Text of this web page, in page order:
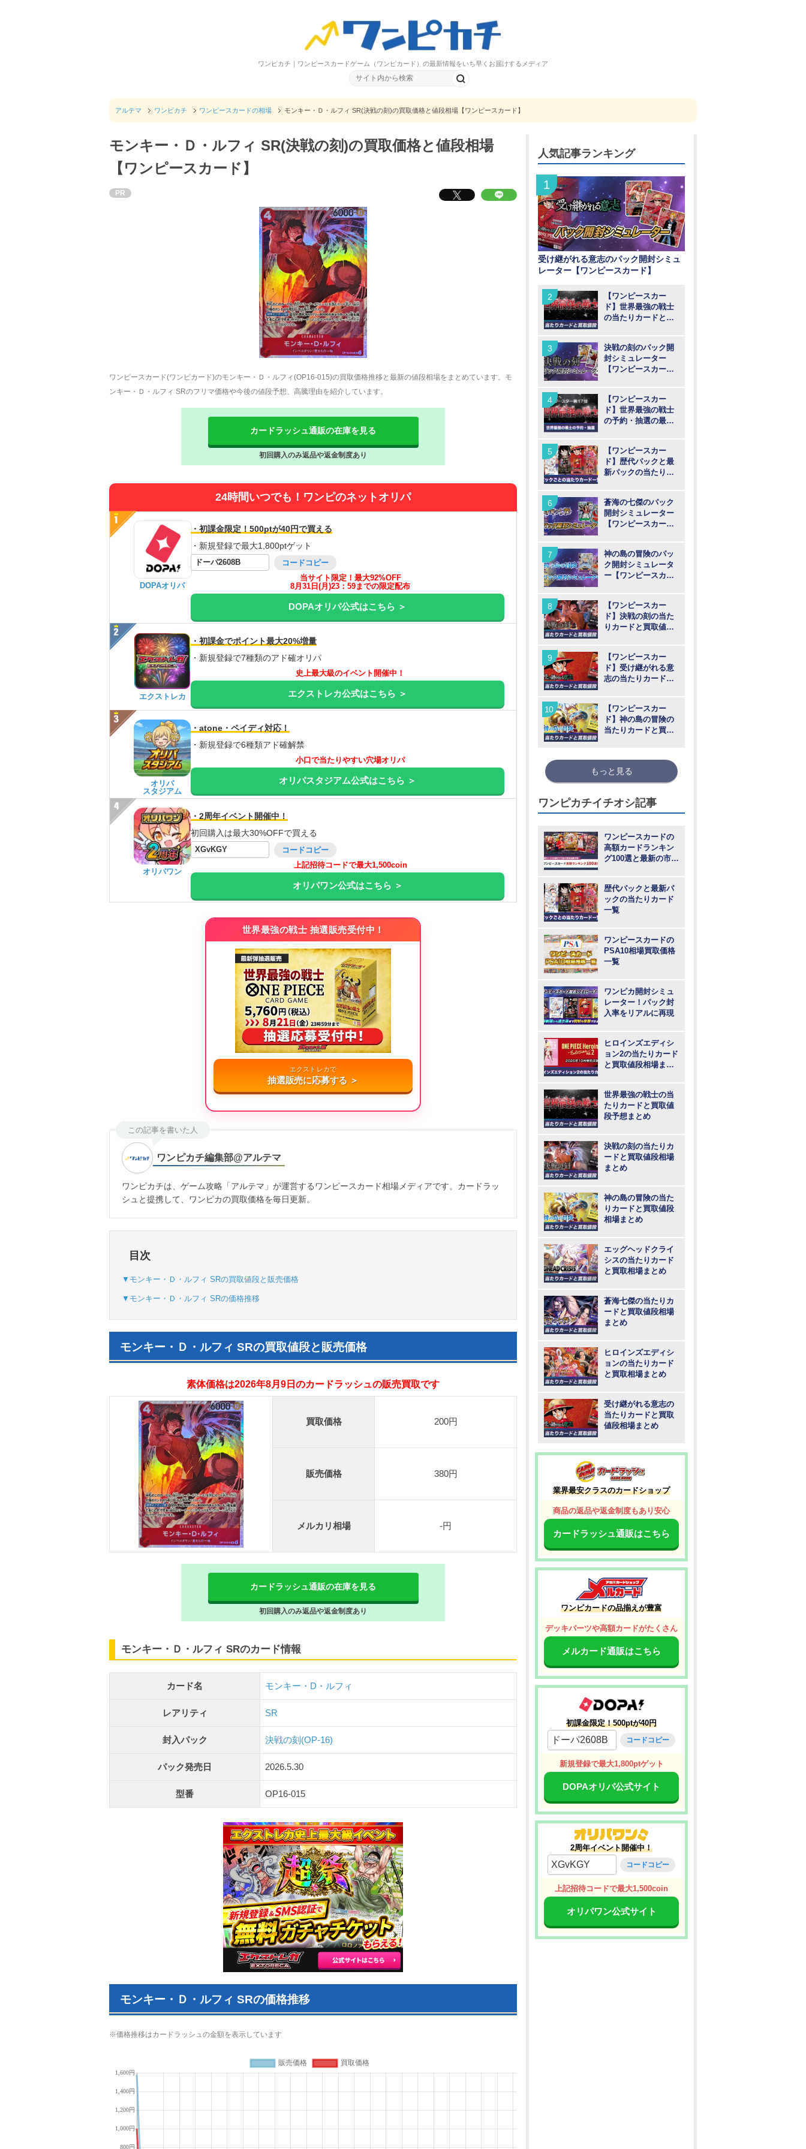
ワンピカチ｜ワンピースカードゲーム（ワンピカード）の最新情報をいち早くお届けするメディア
アルテマ ワンピカチ ワンピースカードの相場 モンキー・Ｄ・ルフィ SR(決戦の刻)の買取価格と値段相場【ワンピースカード】
モンキー・Ｄ・ルフィ SR(決戦の刻)の買取価格と値段相場
【ワンピースカード】
PR
ワンピースカード(ワンピカード)のモンキー・Ｄ・ルフィ(OP16-015)の買取価格推移と最新の値段相場をまとめています。モ
ンキー・Ｄ・ルフィ SRのフリマ価格や今後の値段予想、高騰理由を紹介しています。
カードラッシュ通販の在庫を見る
初回購入のみ返品や返金制度あり
24時間いつでも！ワンピのネットオリパ
DOPAオリパ
・初課金限定！500ptが40円で買える
・新規登録で最大1,800ptゲット
ドーパ2608B
コードコピー
当サイト限定！最大92%OFF
8月31日(月)23：59までの限定配布
DOPAオリパ公式はこちら ＞
エクストレカ
・初課金でポイント最大20%増量
・新規登録で7種類のアド確オリパ
史上最大級のイベント開催中！
エクストレカ公式はこちら ＞
オリパ
スタジアム
・atone・ペイディ対応！
・新規登録で6種類アド確解禁
小口で当たりやすい穴場オリパ
オリパスタジアム公式はこちら ＞
オリパワン
・2周年イベント開催中！
初回購入は最大30%OFFで買える
XGvKGY
コードコピー
上記招待コードで最大1,500coin
オリパワン公式はこちら ＞
世界最強の戦士 抽選販売受付中！
エクストレカで
抽選販売に応募する ＞
この記事を書いた人
ワンピカチ編集部@アルテマ
ワンピカチは、ゲーム攻略「アルテマ」が運営するワンピースカード相場メディアです。カードラッ
シュと提携して、ワンピカの買取価格を毎日更新。
目次
▼モンキー・Ｄ・ルフィ SRの買取値段と販売価格
▼モンキー・Ｄ・ルフィ SRの価格推移
モンキー・Ｄ・ルフィ SRの買取値段と販売価格
素体価格は2026年8月9日のカードラッシュの販売買取です
買取価格 200円
販売価格 380円
メルカリ相場 -円
カードラッシュ通販の在庫を見る
初回購入のみ返品や返金制度あり
モンキー・Ｄ・ルフィ SRのカード情報
カード名 モンキー・D・ルフィ
レアリティ SR
封入パック 決戦の刻(OP-16)
パック発売日 2026.5.30
型番 OP16-015
モンキー・Ｄ・ルフィ SRの価格推移
※価格推移はカードラッシュの金額を表示しています
人気記事ランキング
受け継がれる意志のパック開封シミュ
レーター【ワンピースカード】
【ワンピースカー
ド】世界最強の戦士
の当たりカードと買
決戦の刻のパック開
封シミュレーター
【ワンピースカー
【ワンピースカー
ド】世界最強の戦士
の予約・抽選の最新
【ワンピースカー
ド】歴代パックと最
新パックの当たりカ
蒼海の七傑のパック
開封シミュレーター
【ワンピースカー
神の島の冒険のパッ
ク開封シミュレータ
ー【ワンピースカー
【ワンピースカー
ド】決戦の刻の当た
りカードと買取値段
【ワンピースカー
ド】受け継がれる意
志の当たりカードと
【ワンピースカー
ド】神の島の冒険の
当たりカードと買取
もっと見る
ワンピカチイチオシ記事
ワンピースカードの
高額カードランキン
グ100選と最新の市場
歴代パックと最新パ
ックの当たりカード
一覧
ワンピースカードの
PSA10相場買取価格
一覧
ワンピカ開封シミュ
レーター！パック封
入率をリアルに再現
ヒロインズエディシ
ョン2の当たりカード
と買取値段相場まと
世界最強の戦士の当
たりカードと買取値
段予想まとめ
決戦の刻の当たりカ
ードと買取値段相場
まとめ
神の島の冒険の当た
りカードと買取値段
相場まとめ
エッグヘッドクライ
シスの当たりカード
と買取相場まとめ
蒼海七傑の当たりカ
ードと買取値段相場
まとめ
ヒロインズエディシ
ョンの当たりカード
と買取相場まとめ
受け継がれる意志の
当たりカードと買取
値段相場まとめ
業界最安クラスのカードショップ
商品の返品や返金制度もあり安心
カードラッシュ通販はこちら
ワンピカードの品揃えが豊富
デッキパーツや高額カードがたくさん
メルカード通販はこちら
初課金限定！500ptが40円
ドーパ2608B コードコピー
新規登録で最大1,800ptゲット
DOPAオリパ公式サイト
2周年イベント開催中！
XGvKGY コードコピー
上記招待コードで最大1,500coin
オリパワン公式サイト